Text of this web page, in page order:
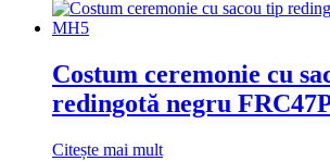
Costum ceremonie cu
redingotă negru
Citește mai mult